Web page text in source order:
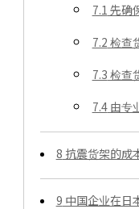
7.1 先确
7.2 检查
7.3 检查
7.4由专
8 抗震货架的成
9 中国企业在日